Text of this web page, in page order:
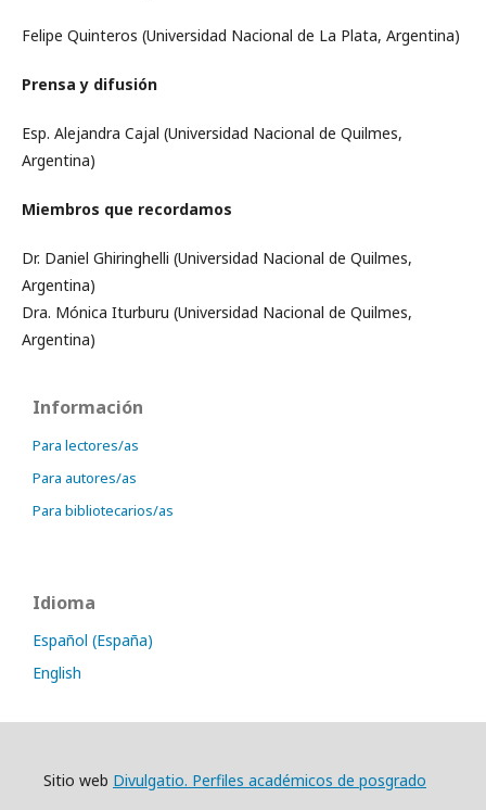
Felipe Quinteros (Universidad Nacional de La Plata, Argentina)
Prensa y difusión
Esp. Alejandra Cajal (Universidad Nacional de Quilmes,
Argentina)
Miembros que recordamos
Dr. Daniel Ghiringhelli (Universidad Nacional de Quilmes,
Argentina)
Dra. Mónica Iturburu (Universidad Nacional de Quilmes,
Argentina)
Información
Para lectores/as
Para autores/as
Para bibliotecarios/as
Idioma
Español (España)
English
Sitio web Divulgatio. Perfiles académicos de posgrado